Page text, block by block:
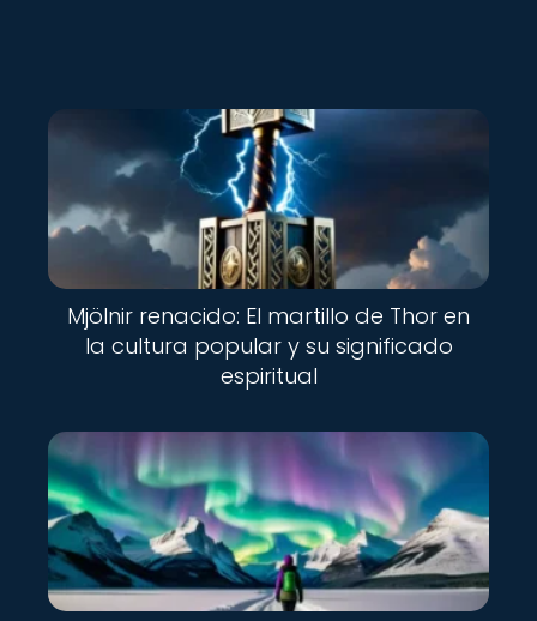
Mjölnir renacido: El martillo de Thor en
la cultura popular y su significado
espiritual